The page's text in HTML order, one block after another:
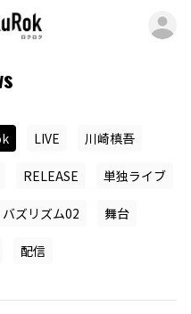
LIVE 川崎槙吾
RELEASE 単独ライブ
バズリズム02 舞台
配信